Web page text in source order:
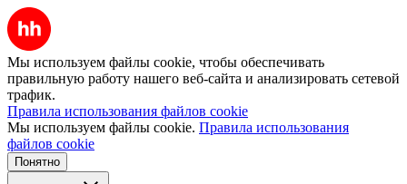
Мы используем файлы cookie, чтобы обеспечивать
правильную работу нашего веб-сайта и анализировать сетевой
трафик.
Правила использования файлов cookie
Мы используем файлы cookie. Правила использования
файлов cookie
Понятно